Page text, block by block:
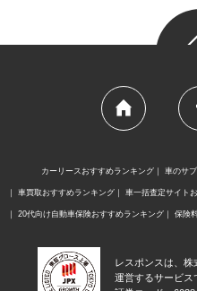
カーリースおすすめランキング 車のサ
車買取おすすめランキング 車一括査定サイト
20代向け自動車保険おすすめランキング 保険
レスポンスは、
運営するサービス